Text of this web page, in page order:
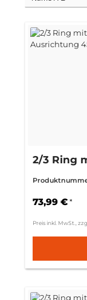
2/3 Ring
73,99 € *
Preis inkl. MwSt.,